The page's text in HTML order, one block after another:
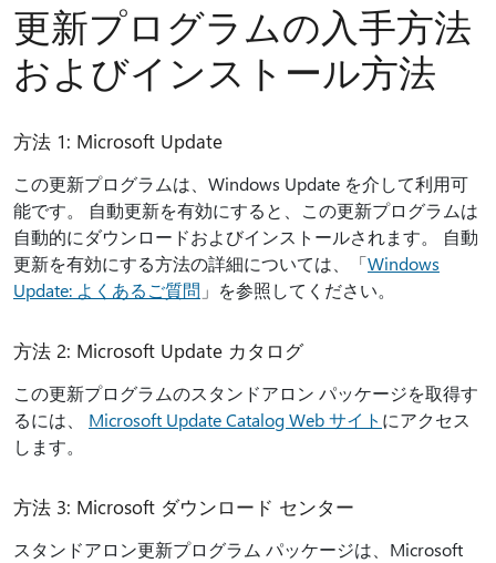
更新プログラムの入手方法
およびインストール方法
方法 1: Microsoft Update
この更新プログラムは、Windows Update を介して利用可
能です。 自動更新を有効にすると、この更新プログラムは
自動的にダウンロードおよびインストールされます。 自動
更新を有効にする方法の詳細については、「Windows
Update: よくあるご質問 」を参照してください。
方法 2: Microsoft Update カタログ
この更新プログラムのスタンドアロン パッケージを取得す
るには、 Microsoft Update Catalog Web サイト にアクセス
します。
方法 3: Microsoft ダウンロード センター
スタンドアロン更新プログラム パッケージは、Microsoft